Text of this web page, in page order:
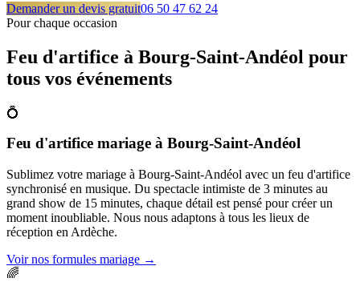
Demander un devis gratuit06 50 47 62 24
Pour chaque occasion
Feu d'artifice à Bourg-Saint-Andéol pour
tous vos événements
💍
Feu d'artifice mariage à Bourg-Saint-Andéol
Sublimez votre mariage à Bourg-Saint-Andéol avec un feu d'artifice
synchronisé en musique. Du spectacle intimiste de 3 minutes au
grand show de 15 minutes, chaque détail est pensé pour créer un
moment inoubliable. Nous nous adaptons à tous les lieux de
réception en Ardèche.
Voir nos formules mariage →
🌈